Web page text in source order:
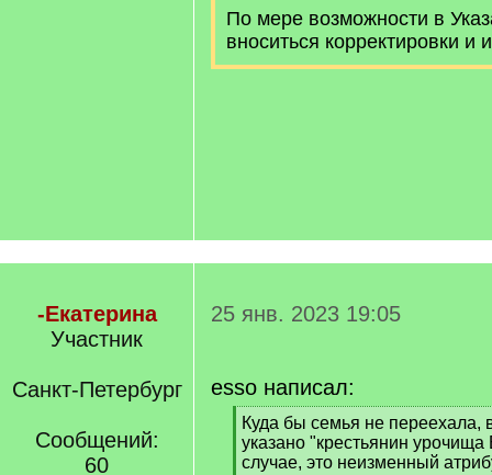
По мере возможности в
вноситься корректировки и
-Екатерина
Участник
Санкт-Петербург
Сообщений:
60
25 янв. 2023 19:05
esso написал:
[
q
]
Куда бы семья не переехала,
указано "крестьянин
случае, это неизменный